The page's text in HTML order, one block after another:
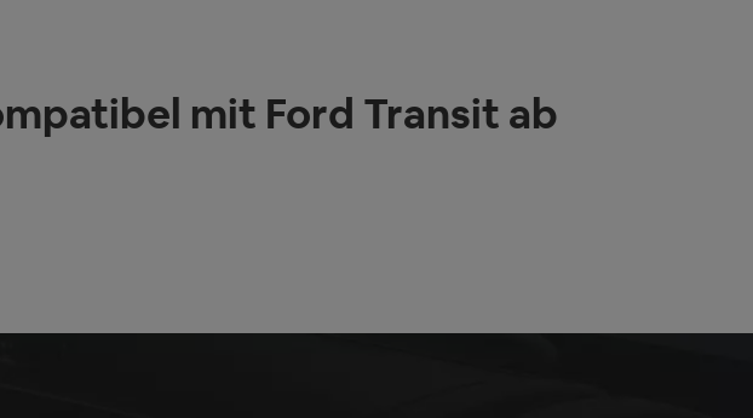
mit Ford Transit ab